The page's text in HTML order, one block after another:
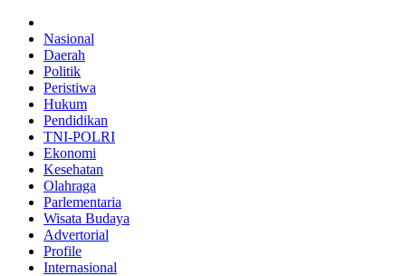
Nasional
Daerah
Politik
Peristiwa
Hukum
Pendidikan
TNI-POLRI
Ekonomi
Kesehatan
Olahraga
Parlementaria
Wisata Budaya
Advertorial
Profile
Internasional